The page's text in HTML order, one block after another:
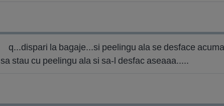
q...dispari la bagaje...si peelingu ala se desface
sa stau cu peelingu ala si sa-l desfac aseaaa.....